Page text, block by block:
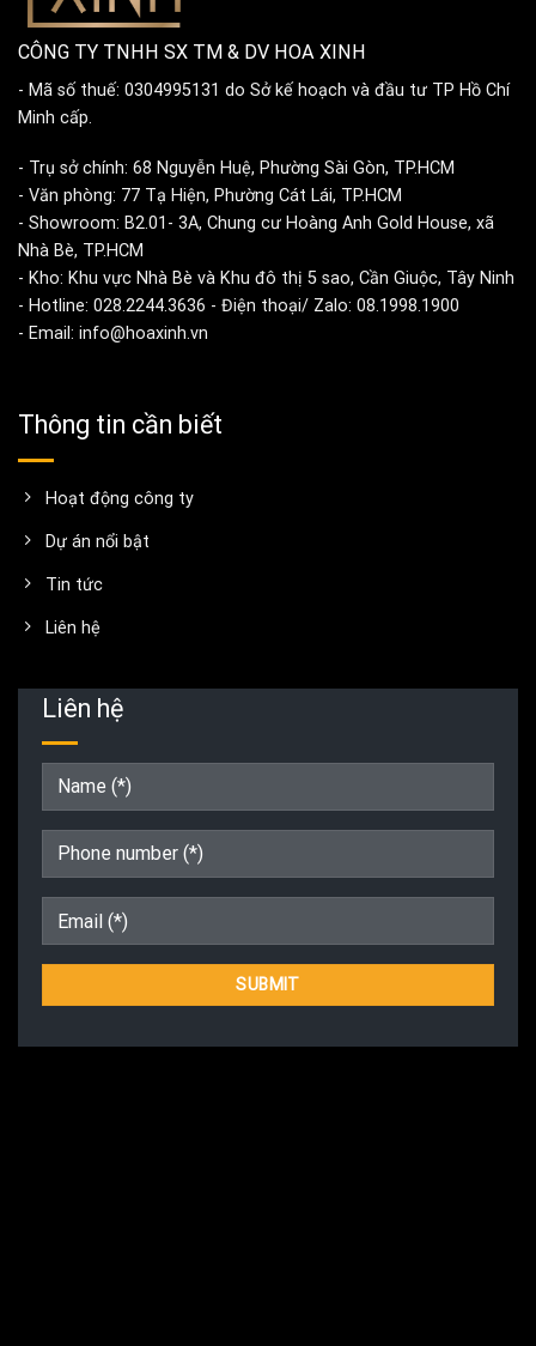
CÔNG TY TNHH SX TM & DV HOA XINH
- Mã số thuế: 0304995131 do Sở kế hoạch và đầu tư TP Hồ Chí
Minh cấp.
- Trụ sở chính: 68 Nguyễn Huệ, Phường Sài Gòn, TP.HCM
- Văn phòng: 77 Tạ Hiện, Phường Cát Lái, TP.HCM
- Showroom: B2.01- 3A, Chung cư Hoàng Anh Gold House, xã
Nhà Bè, TP.HCM
- Kho: Khu vực Nhà Bè và Khu đô thị 5 sao, Cần Giuộc, Tây Ninh
- Hotline: 028.2244.3636 - Điện thoại/ Zalo: 08.1998.1900
- Email: info@hoaxinh.vn
Thông tin cần biết
Hoạt động công ty
Dự án nổi bật
Tin tức
Liên hệ
Liên hệ